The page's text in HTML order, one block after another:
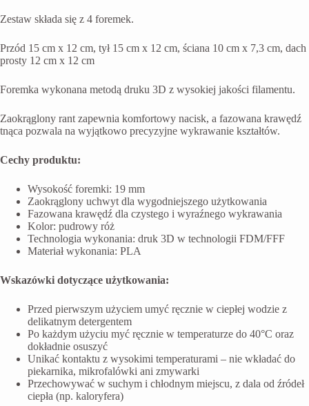
Zestaw składa się z 4 foremek.
Przód 15 cm x 12 cm, tył 15 cm x 12 cm, ściana 10 cm x 7,3 cm, dach
prosty 12 cm x 12 cm
Foremka wykonana metodą druku 3D z wysokiej jakości filamentu.
Zaokrąglony rant zapewnia komfortowy nacisk, a fazowana krawędź
tnąca pozwala na wyjątkowo precyzyjne wykrawanie kształtów.
Cechy produktu:
Wysokość foremki: 19 mm
Zaokrąglony uchwyt dla wygodniejszego użytkowania
Fazowana krawędź dla czystego i wyraźnego wykrawania
Kolor: pudrowy róż
Technologia wykonania: druk 3D w technologii FDM/FFF
Materiał wykonania: PLA
Wskazówki dotyczące użytkowania:
Przed pierwszym użyciem umyć ręcznie w ciepłej wodzie z
delikatnym detergentem
Po każdym użyciu myć ręcznie w temperaturze do 40°C oraz
dokładnie osuszyć
Unikać kontaktu z wysokimi temperaturami – nie wkładać do
piekarnika, mikrofalówki ani zmywarki
Przechowywać w suchym i chłodnym miejscu, z dala od źródeł
ciepła (np. kaloryfera)